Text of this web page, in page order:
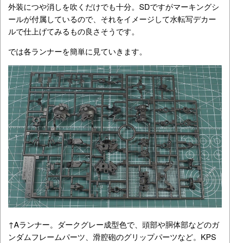
外装につや消しを吹くだけでも十分。SDですがマーキングシ
ールが付属しているので、それをイメージして水転写デカー
ルで仕上げてみるもの良さそうです。
では各ランナーを簡単に見ていきます。
↑Aランナー。ダークグレー成型色で、頭部や胴体部などのガ
ンダムフレームパーツ、滑腔砲のグリップパーツなど。KPS